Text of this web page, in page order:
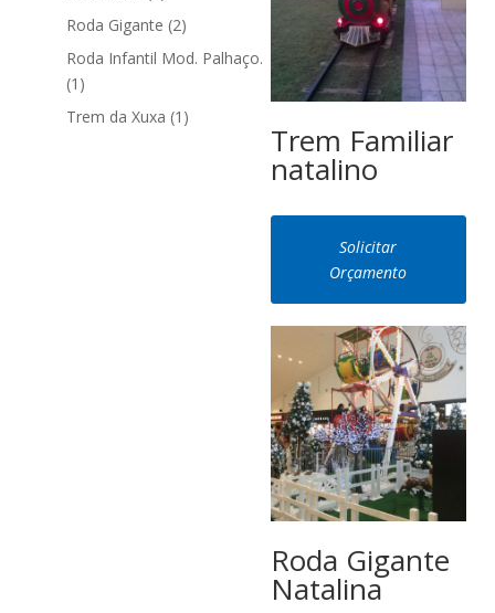
Trem Familiar
natalino
Solicitar
Orçamento
Roda Gigante
Natalina
produto
Roda Gigante 22
produtos
Roda Infantil Mod. Palhaço.
1 1
produto
Trem da Xuxa 1 1